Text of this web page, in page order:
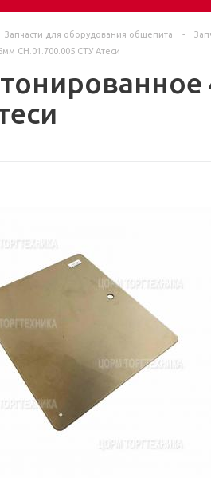
Запчасти для оборудования общепита -
СН.01.700.005 СТУ Атеси